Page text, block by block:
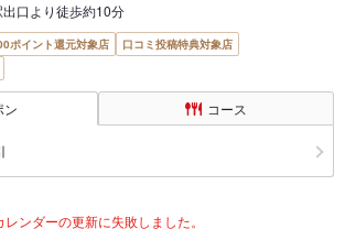
口より徒歩約10分
ポイント還元対象店
口コミ投稿特典対象店
ン コース
レンダーの更新に失敗しました。